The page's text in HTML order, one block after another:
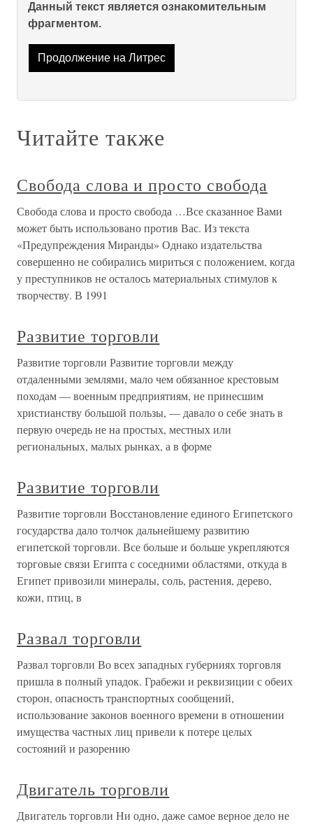
Данный текст является ознакомительным
фрагментом.
Продолжение на Литрес
Читайте также
Свобода слова и просто свобода
Свобода слова и просто свобода …Все сказанное Вами
может быть использовано против Вас. Из текста
«Предупреждения Миранды» Однако издательства
совершенно не собирались мириться с положением, когда
у преступников не осталось материальных стимулов к
творчеству. В 1991
Развитие торговли
Развитие торговли Развитие торговли между
отдаленными землями, мало чем обязанное крестовым
походам — военным предприятиям, не принесшим
христианству большой пользы, — давало о себе знать в
первую очередь не на простых, местных или
региональных, малых рынках, а в форме
Развитие торговли
Развитие торговли Восстановление единого Египетского
государства дало толчок дальнейшему развитию
египетской торговли. Все больше и больше укрепляются
торговые связи Египта с соседними областями, откуда в
Египет привозили минералы, соль, растения, дерево,
кожи, птиц, в
Развал торговли
Развал торговли Во всех западных губерниях торговля
пришла в полный упадок. Грабежи и реквизиции с обеих
сторон, опасность транспортных сообщений,
использование законов военного времени в отношении
имущества частных лиц привели к потере целых
состояний и разорению
Двигатель торговли
Двигатель торговли Ни одно, даже самое верное дело не